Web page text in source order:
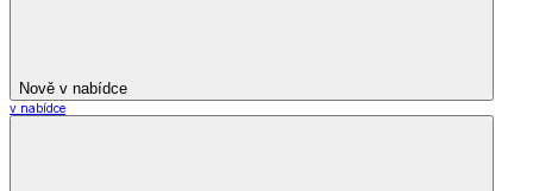
Nově v nabídce
v nabídce